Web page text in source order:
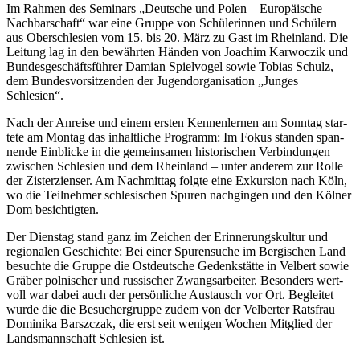
Im Rah­men des Semi­nars „Deut­sche und Polen – Euro­päi­sche
Nach­bar­schaft“ war eine Grup­pe von Schü­le­rin­nen und Schü­lern
aus Ober­schle­si­en vom 15. bis 20. März zu Gast im Rhein­land. Die
Lei­tung lag in den bewähr­ten Hän­den von Joa­chim Kar­wo­c­zik und
Bun­des­ge­schäfts­füh­rer Dami­an Spiel­vo­gel sowie Tobi­as Schulz,
dem Bun­des­vor­sit­zen­den der Jugend­or­ga­ni­sa­ti­on „Jun­ges
Schlesien“.
Nach der Anrei­se und einem ers­ten Ken­nen­ler­nen am Sonn­tag star­
te­te am Mon­tag das inhalt­li­che Pro­gramm: Im Fokus stan­den span­
nen­de Ein­bli­cke in die gemein­sa­men his­to­ri­schen Ver­bin­dun­gen
zwi­schen Schle­si­en und dem Rhein­land – unter ande­rem zur Rol­le
der Zis­ter­zi­en­ser. Am Nach­mit­tag folg­te eine Exkur­si­on nach Köln,
wo die Teil­neh­mer schle­si­schen Spu­ren nach­gin­gen und den Köl­ner
Dom besichtigten.
Der Diens­tag stand ganz im Zei­chen der Erin­ne­rungs­kul­tur und
regio­na­len Geschich­te: Bei einer Spu­ren­su­che im Ber­gi­schen Land
besuch­te die Grup­pe die Ost­deut­sche Gedenk­stät­te in Vel­bert sowie
Grä­ber pol­ni­scher und rus­si­scher Zwangs­ar­bei­ter. Beson­ders wert­
voll war dabei auch der per­sön­li­che Aus­tausch vor Ort. Beglei­tet
wur­de die die Besu­cher­grup­pe zudem von der Vel­ber­ter Rats­frau
Domi­ni­ka Barszc­zak, die erst seit weni­gen Wochen Mit­glied der
Lands­mann­schaft Schle­si­en ist.